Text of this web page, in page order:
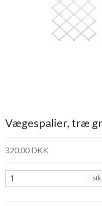
Vægespalier, træ
320,00 DKK
stk.